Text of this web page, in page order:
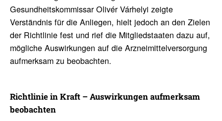
Gesundheitskommissar Olivér Várhelyi zeigte
Verständnis für die Anliegen, hielt jedoch an den Zielen
der Richtlinie fest und rief die Mitgliedstaaten dazu auf,
mögliche Auswirkungen auf die Arzneimittelversorgung
aufmerksam zu beobachten.
Richt­linie in Kraft – Auswir­kungen aufmerksam
beob­achten